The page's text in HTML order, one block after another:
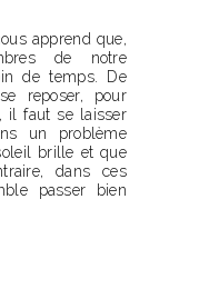
apprend que,
de notre
de temps. De
reposer, pour
il faut se laisser
un problème
brille et que
dans ces
passer bien